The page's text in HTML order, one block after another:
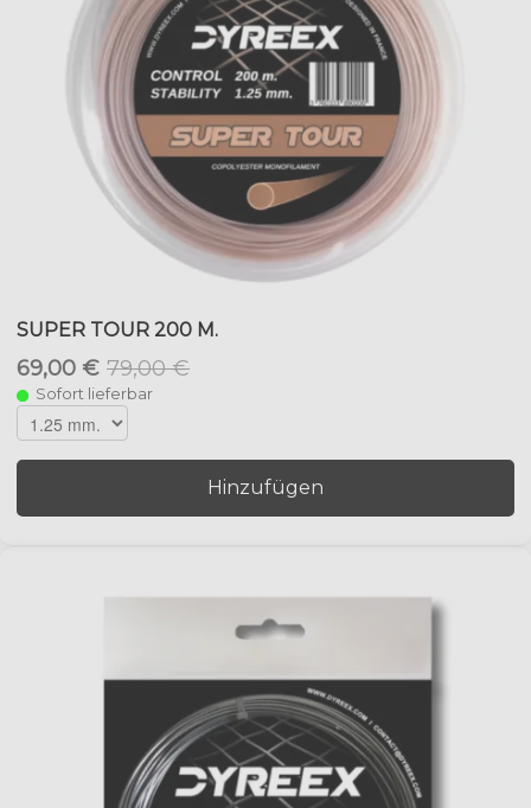
SUPER TOUR 200 M.
69,00 € 79,00 €
Sofort lieferbar
Hinzufügen